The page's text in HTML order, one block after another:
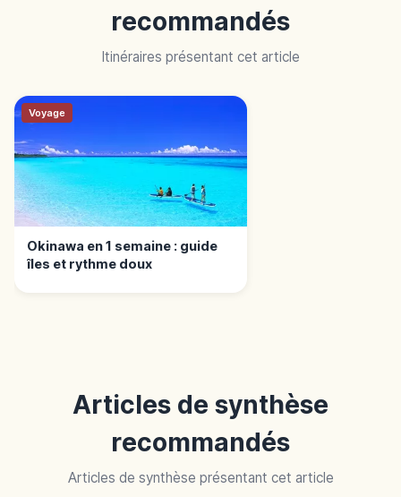
recommandés
Itinéraires présentant cet article
Voyage
Okinawa en 1 semaine : guide
îles et rythme doux
Articles de synthèse
recommandés
Articles de synthèse présentant cet article